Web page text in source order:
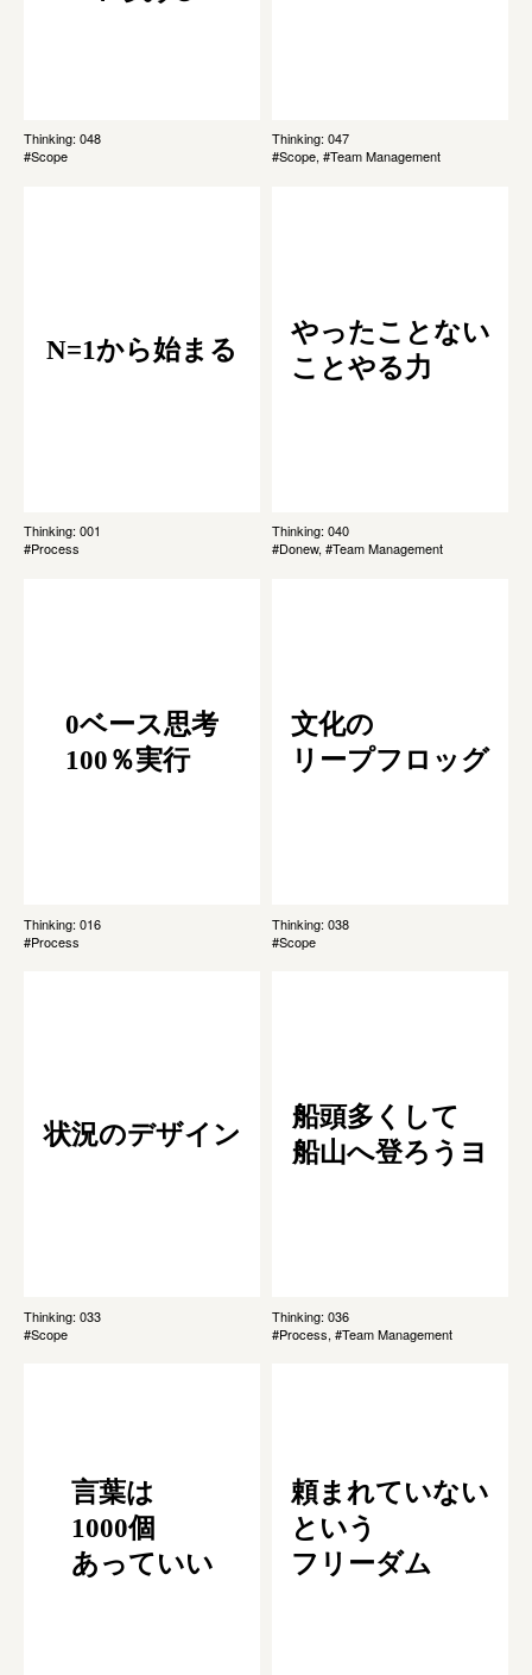
Thinking: 048
#Scope
Thinking: 047
#Scope, #Team Management
N=1から始まる
Thinking: 001
#Process
やったことない
ことやる力
Thinking: 040
#Donew, #Team Management
0ベース思考
100％実行
Thinking: 016
#Process
文化の
リープフロッグ
Thinking: 038
#Scope
状況のデザイン
Thinking: 033
#Scope
船頭多くして
船山へ登ろうヨ
Thinking: 036
#Process, #Team Management
言葉は
1000個
あっていい
頼まれていない
という
フリーダム